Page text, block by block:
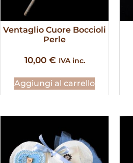
Ventaglio Cuore Boccioli
Perle
10,00 € IVA inc.
Aggiungi al carrello